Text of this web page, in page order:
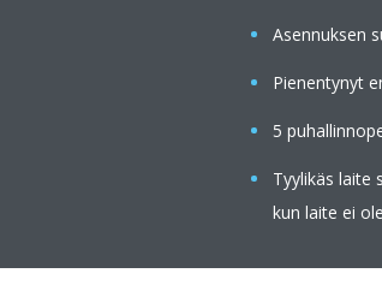
Asennuksen
Pienentynyt
5
Tyylikäs laite
kun laite ei